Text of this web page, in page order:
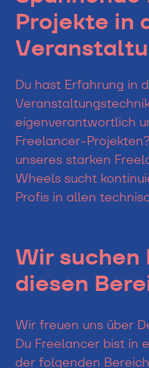
Projekte in
Du hast Erfahrung in
eigenverantwortlich
Freelancer-
unseres starken
Wheels sucht
Profis in allen
Wir suchen
diesen
Wir freuen uns über
Du Freelancer bist in
der folgenden